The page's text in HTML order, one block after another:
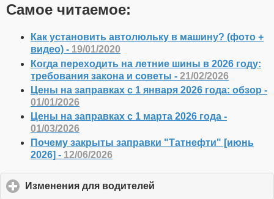
Самое читаемое:
Как установить автолюльку в машину? (фото +
видео) - 19/01/2020
Когда переходить на летние шины в 2026 году:
требования закона и советы - 21/02/2026
Цены на заправках с 1 января 2026 года: обзор -
01/01/2026
Цены на заправках с 1 марта 2026 года -
01/03/2026
Почему закрыты заправки "Татнефти" [июнь
2026] - 12/06/2026
Изменения для водителей